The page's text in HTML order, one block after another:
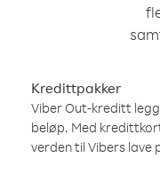
Kredittpakker
Viber Out-kreditt
beløp. Med
verden til Vibers lave